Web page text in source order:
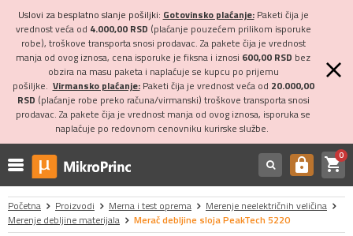
Uslovi za besplatno slanje pošiljki: Gotovinsko plaćanje:Paketi čija je
vrednost veća od 4.000,00 RSD (plaćanje pouzećem prilikom isporuke
robe), troškove transporta snosi prodavac. Za pakete čija je vrednost
manja od ovog iznosa, cena isporuke je fiksna i iznosi 600,00 RSD bez
obzira na masu paketa i naplaćuje se kupcu po prijemu
pošiljke. Virmansko plaćanje:Paketi čija je vrednost veća od 20.000,00
RSD (plaćanje robe preko računa/virmanski) troškove transporta snosi
prodavac. Za pakete čija je vrednost manja od ovog iznosa, isporuka se
naplaćuje po redovnom cenovniku kurirske službe.
https shopping_cart0
Početna Proizvodi Merna i test oprema
Merenje neelektričnih veličina
Merenje debljine materijala
Merač debljine sloja PeakTech 5220